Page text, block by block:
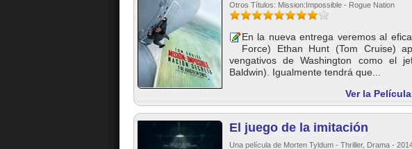
Otros Títulos: Mission:Impossible - Rogue Nation
En la nueva entrega veremos al
Force) Ethan Hunt (Tom Cruise)
vengativos de Washington como el
Baldwin). Igualmente tendrá que...
Ver la
El juego de la imitación
Una película de Morten Tyldum - Thriller, Drama -